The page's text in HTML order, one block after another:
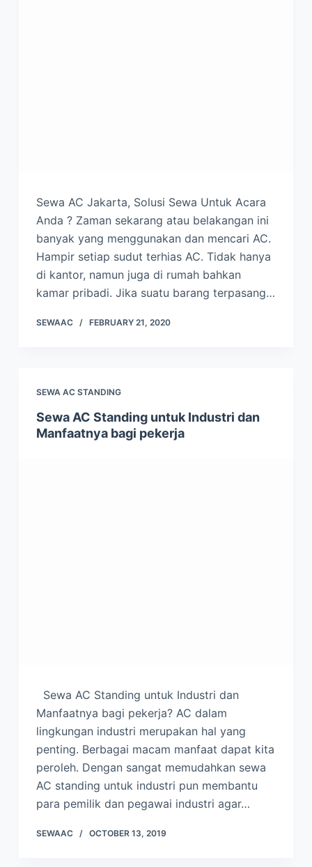
Sewa AC Jakarta, Solusi Sewa Untuk Acara
Anda ? Zaman sekarang atau belakangan ini
banyak yang menggunakan dan mencari AC.
Hampir setiap sudut terhias AC. Tidak hanya
di kantor, namun juga di rumah bahkan
kamar pribadi. Jika suatu barang terpasang…
SEWAAC FEBRUARY 21, 2020
SEWA AC STANDING
Sewa AC Standing untuk Industri dan
Manfaatnya bagi pekerja
Sewa AC Standing untuk Industri dan
Manfaatnya bagi pekerja? AC dalam
lingkungan industri merupakan hal yang
penting. Berbagai macam manfaat dapat kita
peroleh. Dengan sangat memudahkan sewa
AC standing untuk industri pun membantu
para pemilik dan pegawai industri agar…
SEWAAC OCTOBER 13, 2019